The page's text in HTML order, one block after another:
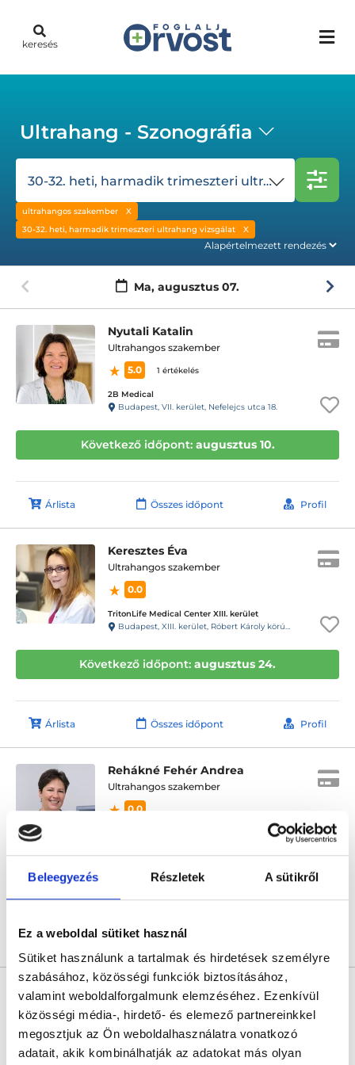
Beleegyezés Részletek A sütikről
Ez a weboldal sütiket használ
Sütiket használunk a tartalmak és hirdetések személyre
szabásához, közösségi funkciók biztosításához,
valamint weboldalforgalmunk elemzéséhez. Ezenkívül
közösségi média-, hirdető- és elemező partnereinkkel
megosztjuk az Ön weboldalhasználatra vonatkozó
adatait, akik kombinálhatják az adatokat más olyan
keresés
Ultrahang - Szonográfia
30-32. heti, harmadik trimeszteri ultrahang vizsgálat
ultrahangos szakember
30-32. heti, harmadik trimeszteri ultrahang vizsgálat
Ma, augusztus 07.
Nyutali Katalin
Ultrahangos szakember
5.0
1 értékelés
2B Medical
Budapest, VII. kerület, Nefelejcs utca 18.
Következő időpont: augusztus 10.
Árlista Összes időpont Profil
Keresztes Éva
Ultrahangos szakember
0.0
TritonLife Medical Center XIII. kerület
Budapest, XIII. kerület, Róbert Károly körút 64.
Következő időpont: augusztus 24.
Árlista Összes időpont Profil
Rehákné Fehér Andrea
Ultrahangos szakember
0.0
Sajnáljuk, jelenleg nincs szabad időpont!
* Szakorvos jelölt (rezidens): általános orvosi oklevéllel rendelkező
orvos, aki jogszabályok szerinti szakorvosi szakképesítés
önállóan nem végezhető szakmai tevékenységért teljes
felelősséggel tartozik és azt közvetlenül felügyeli az egészségügyi
szakorvosjelölt önállóan láthat el feladatokat. A foglaljorvost.hu